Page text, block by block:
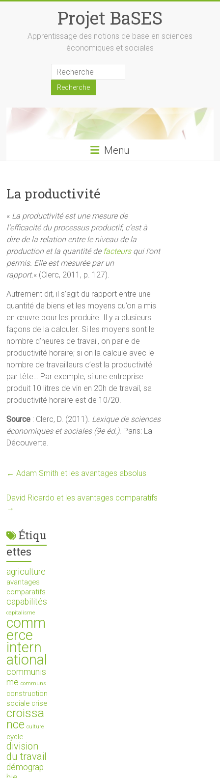
Projet BaSES
Apprentissage des notions de base en sciences
économiques et sociales
Menu
La productivité
« La productivité est une mesure de
l’efficacité du processus productif, c’est à
dire de la relation entre le niveau de la
production et la quantité de facteursqui l’ont
permis. Elle est mesurée par un
rapport.« (Clerc, 2011, p. 127).
Autrement dit, il s’agit du rapport entre une
quantité de biens et les moyens qu’on a mis
en œuvre pour les produire. Il y a plusieurs
façons de la calculer. Si les moyens sont le
nombre d’heures de travail, on parle de
productivité horaire; si on la calcule avec le
nombre de travailleurs c’est la productivité
par tête… Par exemple, si une entreprise
produit 10 litres de vin en 20h de travail, sa
productivité horaire est de 10/20.
Source : Clerc, D. (2011). Lexique de sciences
économiques et sociales (9e éd.). Paris: La
Découverte.
← Adam Smith et les avantages absolus
David Ricardo et les avantages comparatifs
→
Étiqu
ettes
agriculture
avantages
comparatifs
capabilités
capitalisme
comm
erce
intern
ational
communis
me communs
construction
sociale crise
croissa
nce culture
cycle
division
du travail
démograp